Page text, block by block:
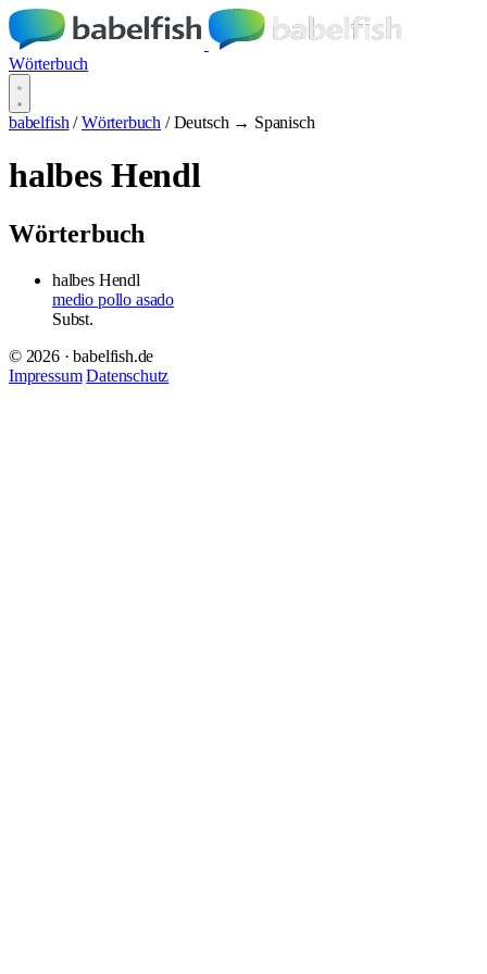
Wörterbuch
babelfish / Wörterbuch / Deutsch → Spanisch
halbes Hendl
Wörterbuch
halbes Hendl
medio pollo asado
Subst.
© 2026 · babelfish.de
Impressum Datenschutz